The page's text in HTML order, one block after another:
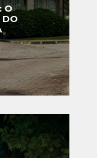
O
DO